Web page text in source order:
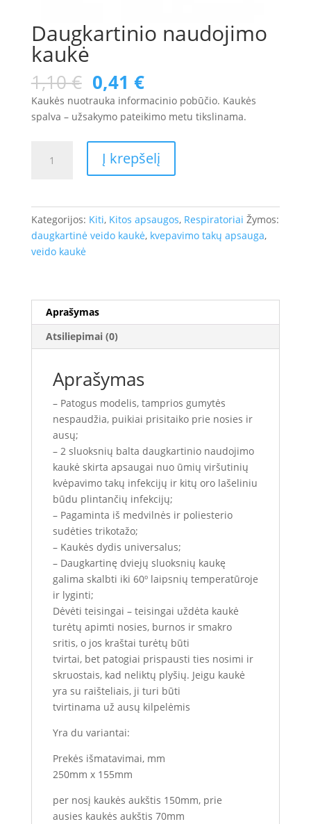
Daugkartinio naudojimo
kaukė
1,10€ 0,41 €
Kaukės nuotrauka informacinio pobūčio. Kaukės
spalva – užsakymo pateikimo metu tikslinama.
kiekis:
Daugkartinio
Į krepšelį
Kategorijos: Kiti, Kitos apsaugos, Respiratoriai Žymos:
daugkartinė veido kaukė, kvepavimo takų apsauga,
veido kaukė
Aprašymas
Atsiliepimai (0)
Aprašymas
– Patogus modelis, tamprios gumytės
nespaudžia, puikiai prisitaiko prie nosies ir
ausų;
– 2 sluoksnių balta daugkartinio naudojimo
kaukė skirta apsaugai nuo ūmių viršutinių
kvėpavimo takų infekcijų ir kitų oro lašeliniu
būdu plintančių infekcijų;
– Pagaminta iš medvilnės ir poliesterio
sudėties trikotažo;
– Kaukės dydis universalus;
– Daugkartinę dviejų sluoksnių kaukę
galima skalbti iki 60º laipsnių temperatūroje
ir lyginti;
Dėvėti teisingai – teisingai uždėta kaukė
turėtų apimti nosies, burnos ir smakro
sritis, o jos kraštai turėtų būti
tvirtai, bet patogiai prispausti ties nosimi ir
skruostais, kad neliktų plyšių. Jeigu kaukė
yra su raišteliais, ji turi būti
tvirtinama už ausų kilpelėmis
Yra du variantai:
Prekės išmatavimai, mm
250mm x 155mm
per nosį kaukės aukštis 150mm, prie
ausies kaukės aukštis 70mm